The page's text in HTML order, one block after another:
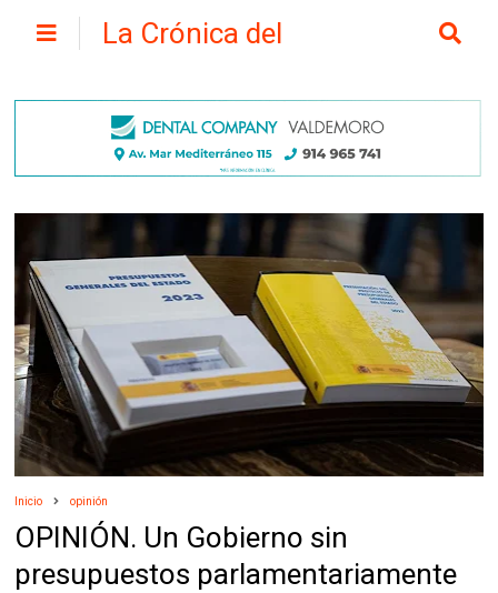
La Crónica del
Inicio opinión
OPINIÓN. Un Gobierno sin
presupuestos parlamentariamente